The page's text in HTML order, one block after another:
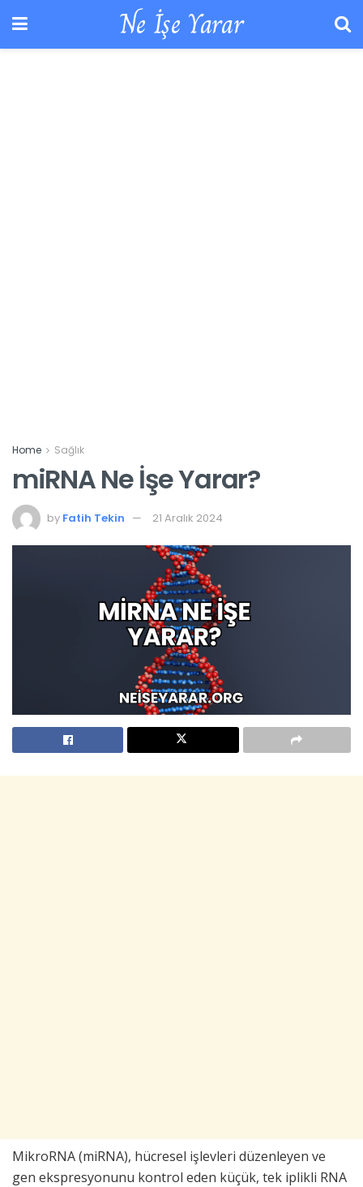
Ne İşe Yarar
Home Sağlık
miRNA Ne İşe Yarar?
by Fatih Tekin 21 Aralık 2024
MikroRNA (miRNA), hücresel işlevleri düzenleyen ve
gen ekspresyonunu kontrol eden küçük, tek iplikli RNA